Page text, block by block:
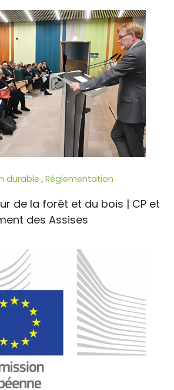
durable, Réglementation
de la forêt et du bois | CP et
des Assises